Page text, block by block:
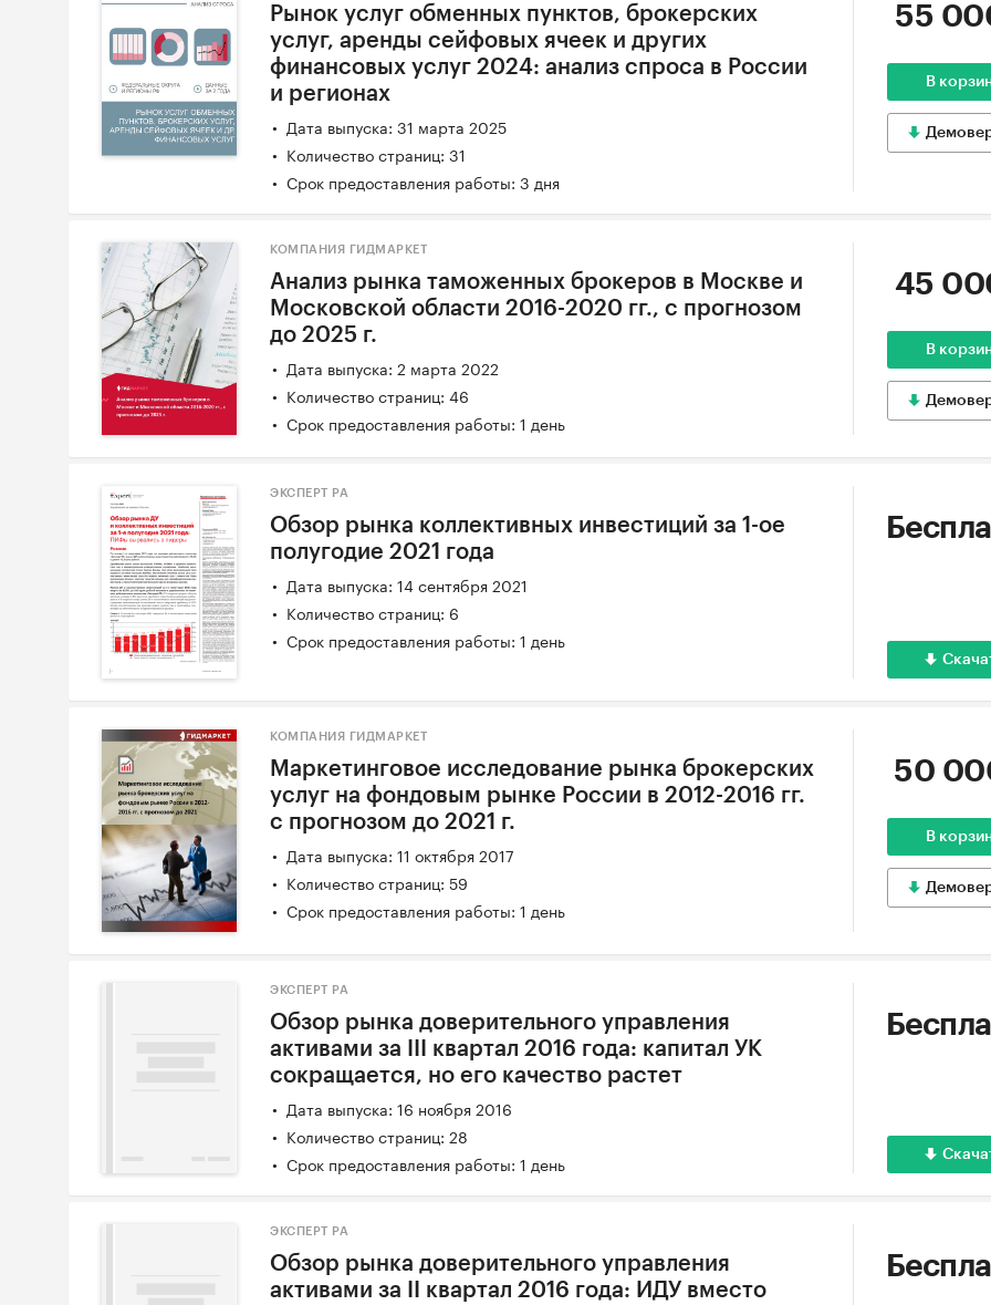
Рынок услуг обменных пунктов, брокерских
услуг, аренды сейфовых ячеек и других
финансовых услуг 2024: анализ спроса в России
и регионах
Дата выпуска: 31 марта 2025
Количество страниц: 31
Срок предоставления работы: 3 дня
55
В
КОМПАНИЯ ГИДМАРКЕТ
Анализ рынка таможенных брокеров в Москве и
Московской области 2016-2020 гг., с прогнозом
до 2025 г.
Дата выпуска: 2 марта 2022
Количество страниц: 46
Срок предоставления работы: 1 день
45
В
ЭКСПЕРТ РА
Обзор рынка коллективных инвестиций за 1-ое
полугодие 2021 года
Дата выпуска: 14 сентября 2021
Количество страниц: 6
Срок предоставления работы: 1 день
КОМПАНИЯ ГИДМАРКЕТ
Маркетинговое исследование рынка брокерских
услуг на фондовым рынке России в 2012-2016 гг.
с прогнозом до 2021 г.
Дата выпуска: 11 октября 2017
Количество страниц: 59
Срок предоставления работы: 1 день
50
В
ЭКСПЕРТ РА
Обзор рынка доверительного управления
активами за III квартал 2016 года: капитал УК
сокращается, но его качество растет
Дата выпуска: 16 ноября 2016
Количество страниц: 28
Срок предоставления работы: 1 день
ЭКСПЕРТ РА
Обзор рынка доверительного управления
активами за II квартал 2016 года: ИДУ вместо